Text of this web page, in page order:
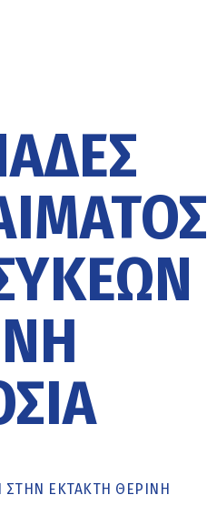
ΈΚΤΑΚΤΗ ΘΕΡΙΝΉ